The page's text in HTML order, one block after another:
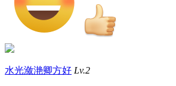
水光潋滟卿方好 Lv.2